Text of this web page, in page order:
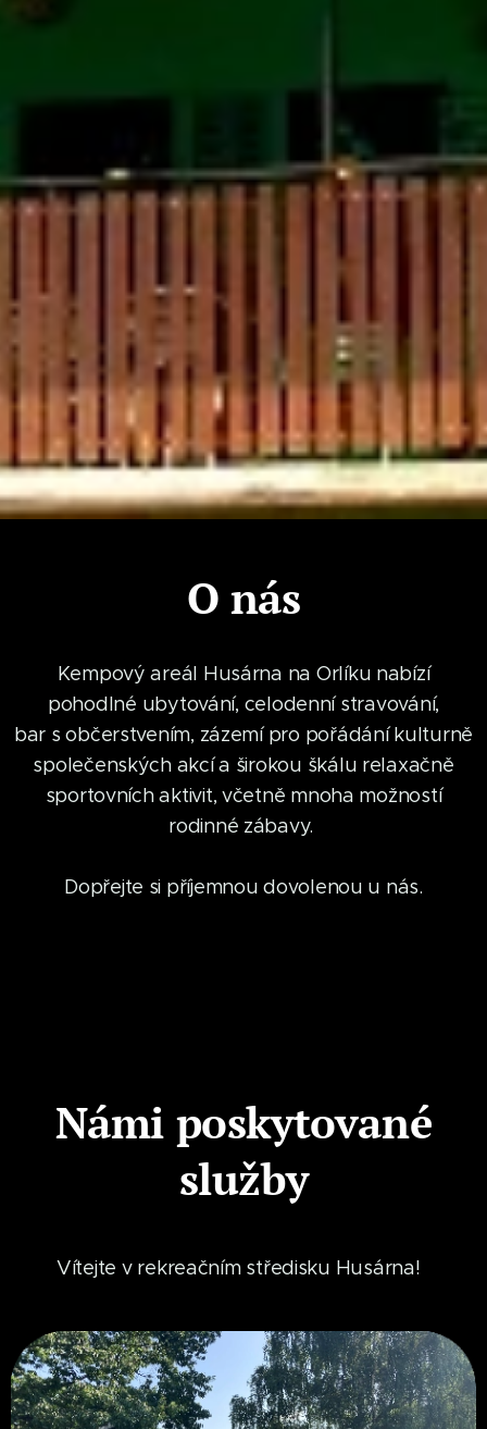
O nás
Kempový areál Husárna na Orlíku nabízí
pohodlné ubytování, celodenní stravování,
bar s občerstvením, zázemí pro pořádání kulturně
společenských akcí a širokou škálu relaxačně
sportovních aktivit, včetně mnoha možností
rodinné zábavy.
Dopřejte si příjemnou dovolenou u nás.
Námi poskytované
služby
Vítejte v rekreačním středisku Husárna!